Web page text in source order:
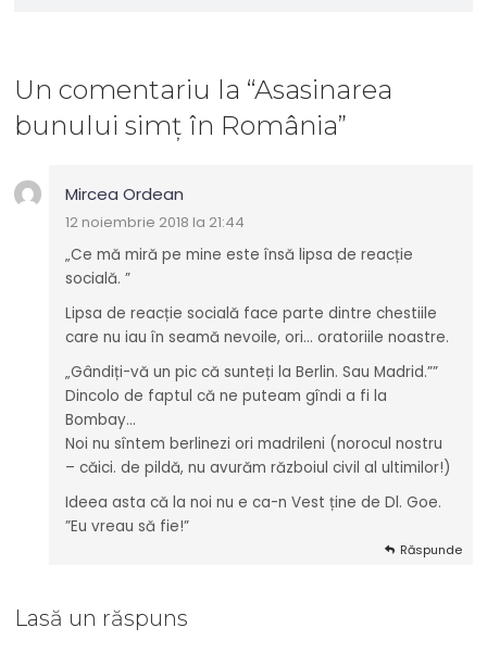
Un comentariu la “Asasinarea
bunului simț în România”
Mircea Ordean
12 noiembrie 2018 la 21:44
„Ce mă miră pe mine este însă lipsa de reacție
socială. ”
Lipsa de reacție socială face parte dintre chestiile
care nu iau în seamă nevoile, ori… oratoriile noastre.
„Gândiți-vă un pic că sunteți la Berlin. Sau Madrid.””
Dincolo de faptul că ne puteam gîndi a fi la
Bombay…
Noi nu sîntem berlinezi ori madrileni (norocul nostru
– căici. de pildă, nu avurăm războiul civil al ultimilor!)
Ideea asta că la noi nu e ca-n Vest ține de Dl. Goe.
”Eu vreau să fie!”
Răspunde
Lasă un răspuns